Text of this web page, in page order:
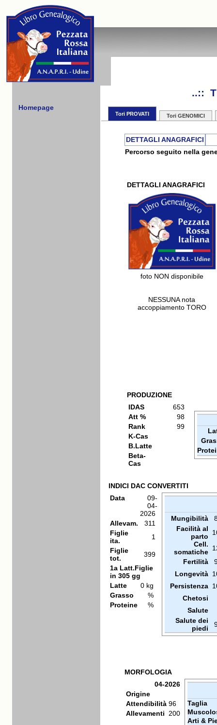
Homepage
..::
Tori PROVATI Tori GENOMICI
DETTAGLI ANAGRAFICI
Percorso seguito nella
DETTAGLI ANAGRAFICI
foto NON disponibile
NESSUNA nota
accoppiamento TORO
PRODUZIONE
IDAS
653
Att %
98
Rank
99
K-Cas
B.Latte
Beta-
Cas
INDICI DAC CONVERTITI
Data
09-
04-
2026
Allevam.
311
Figlie
ita.
1
Figlie
tot.
399
1a Latt.Figlie
in 305 gg
Latte
0 kg
Grasso
%
Proteine
%
Mungibilità
Facilità al
parto
Cell.
somatiche
Fertilità
Longevità
Persistenza
Chetosi
Salute
Salute dei
piedi
MORFOLOGIA
04-2026
Origine
Attendibilità 96
Allevamenti
200
Taglia
Arti &